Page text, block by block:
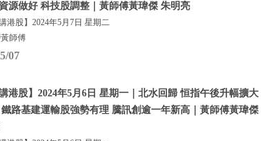
源做好 科技股調整｜黃師傅黃瑋傑 朱明亮
講港股】2024年5月7日 星期二
師傅
07
講港股】2024年5月6日 星期一｜北水回歸 恒指午後升幅擴大
路基建運輸股強勢有理 騰訊創逾一年新高｜黃師傅黃瑋傑